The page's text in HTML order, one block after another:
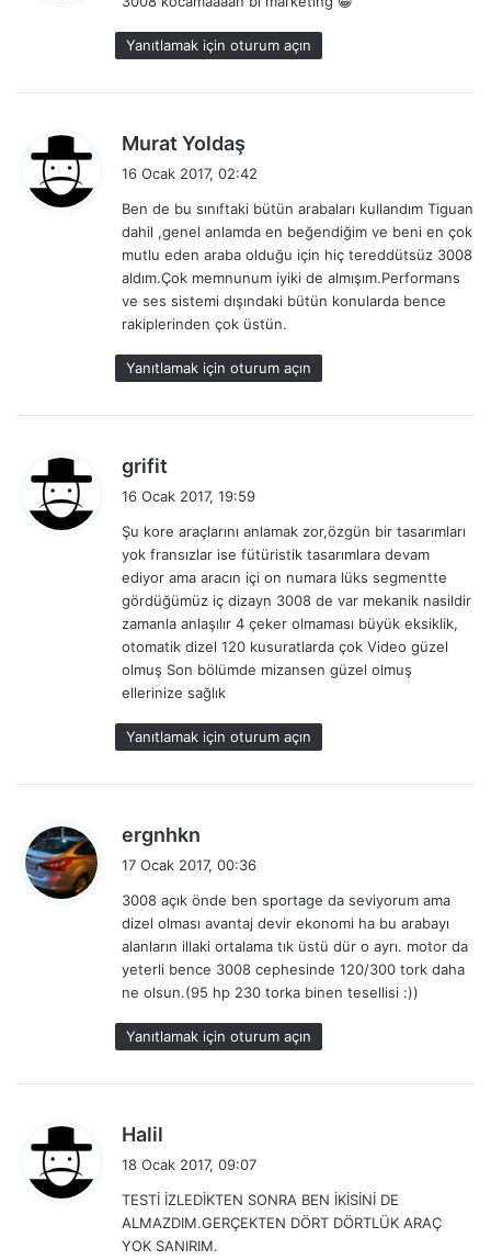
i
k
i
Yanıtlamak için oturum açın
Murat Yoldaş
i
k
i
16 Ocak 2017, 02:42
Ben de bu sınıftaki bütün arabaları kullandım Tiguan
dahil ,genel anlamda en beğendiğim ve beni en çok
mutlu eden araba olduğu için hiç tereddütsüz 3008
aldım.Çok memnunum iyiki de almışım.Performans
ve ses sistemi dışındaki bütün konularda bence
rakiplerinden çok üstün.
Yanıtlamak için oturum açın
grifit
i
k
i
:
16 Ocak 2017, 19:59
Şu kore araçlarını anlamak zor,özgün bir tasarımları
yok fransızlar ise fütüristik tasarımlara devam
ediyor ama aracın içi on numara lüks segmentte
gördüğümüz iç dizayn 3008 de var mekanik nasildir
zamanla anlaşılır 4 çeker olmaması büyük eksiklik,
otomatik dizel 120 kusuratlarda çok Video güzel
olmuş Son bölümde mizansen güzel olmuş
ellerinize sağlık
Yanıtlamak için oturum açın
ergnhkn
i
k
i
17 Ocak 2017, 00:36
3008 açık önde ben sportage da seviyorum ama
dizel olması avantaj devir ekonomi ha bu arabayı
alanların illaki ortalama tık üstü dür o ayrı. motor da
yeterli bence 3008 cephesinde 120/300 tork daha
ne olsun.(95 hp 230 torka binen tesellisi :))
Yanıtlamak için oturum açın
Halil
i
k
i
18 Ocak 2017, 09:07
TESTİ İZLEDİKTEN SONRA BEN İKİSİNİ DE
ALMAZDIM.GERÇEKTEN DÖRT DÖRTLÜK ARAÇ
YOK SANIRIM.